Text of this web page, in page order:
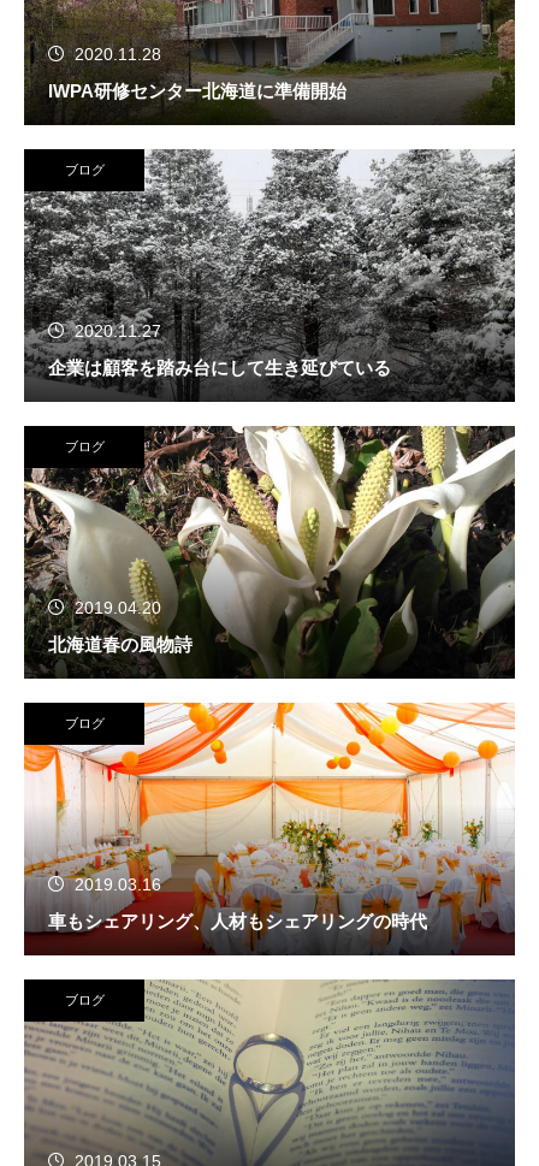
2020.11.28
IWPA研修センター北海道に準備開始
ブログ
2020.11.27
企業は顧客を踏み台にして生き延びている
ブログ
2019.04.20
北海道春の風物詩
ブログ
2019.03.16
車もシェアリング、人材もシェアリングの時代
ブログ
2019.03.15